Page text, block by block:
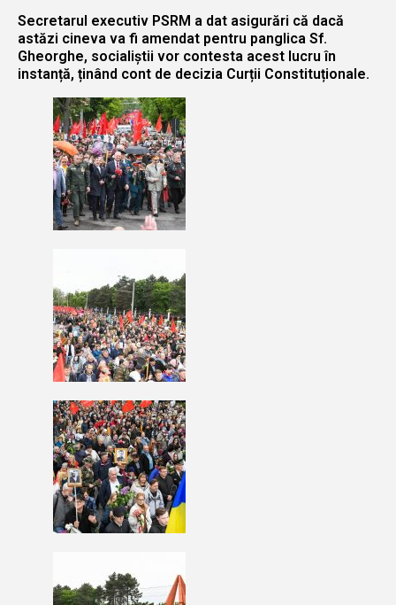
Secretarul executiv PSRM a dat asigurări că dacă
astăzi cineva va fi amendat pentru panglica Sf.
Gheorghe, socialiștii vor contesta acest lucru în
instanță, ținând cont de decizia Curții Constituționale.